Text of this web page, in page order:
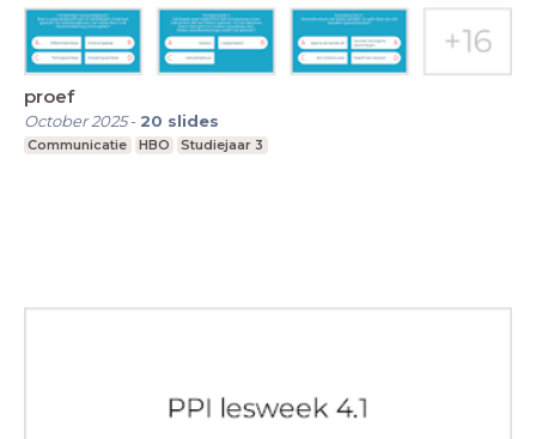
proef
October 2025- 20 slides
Communicatie HBO Studiejaar 3